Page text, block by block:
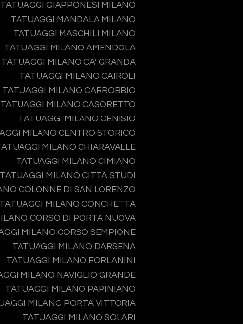
TATUAGGI GIAPPONESI MILANO
TATUAGGI MANDALA MILANO
TATUAGGI MASCHILI MILANO
TATUAGGI MILANO AMENDOLA
TATUAGGI MILANO CA’ GRANDA
TATUAGGI MILANO CAIROLI
TATUAGGI MILANO CARROBBIO
TATUAGGI MILANO CASORETTO
TATUAGGI MILANO CENISIO
MILANO CENTRO STORICO
MILANO CHIARAVALLE
TATUAGGI MILANO CIMIANO
TATUAGGI MILANO CITTÀ STUDI
COLONNE DI SAN LORENZO
TATUAGGI MILANO CONCHETTA
CORSO DI PORTA NUOVA
MILANO CORSO SEMPIONE
TATUAGGI MILANO DARSENA
TATUAGGI MILANO FORLANINI
MILANO NAVIGLIO GRANDE
TATUAGGI MILANO PAPINIANO
MILANO PORTA VITTORIA
TATUAGGI MILANO SOLARI